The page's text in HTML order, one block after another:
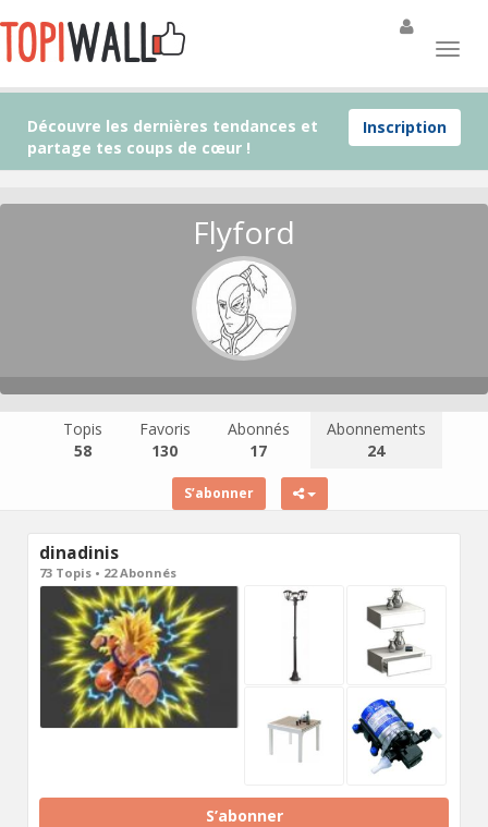
Inscription
Découvre les dernières tendances et
partage tes coups de cœur !
Flyford
Topis
58
Favoris
130
Abonnés
17
Abonnements
24
S’abonner
dinadinis
73 Topis • 22 Abonnés
S’abonner